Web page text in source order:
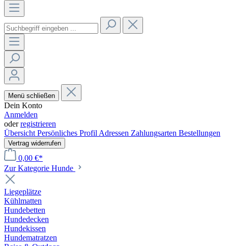
Menü schließen
Dein Konto
Anmelden
oderregistrieren
Übersicht Persönliches Profil Adressen Zahlungsarten Bestellungen
Vertrag widerrufen
0,00 €*
Zur Kategorie Hunde
Liegeplätze
Kühlmatten
Hundebetten
Hundedecken
Hundekissen
Hundematratzen